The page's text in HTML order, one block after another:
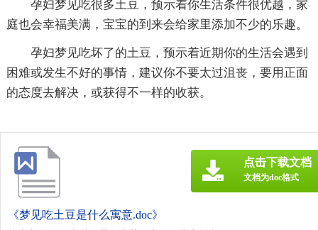
孕妇梦见吃很多土豆，预示着你生活条件很优越，家
庭也会幸福美满，宝宝的到来会给家里添加不少的乐趣。
孕妇梦见吃坏了的土豆，预示着近期你的生活会遇到
困难或发生不好的事情，建议你不要太过沮丧，要用正面
的态度去解决，或获得不一样的收获。
《梦见吃土豆是什么寓意.doc》
点击下载文档
文档为doc格式